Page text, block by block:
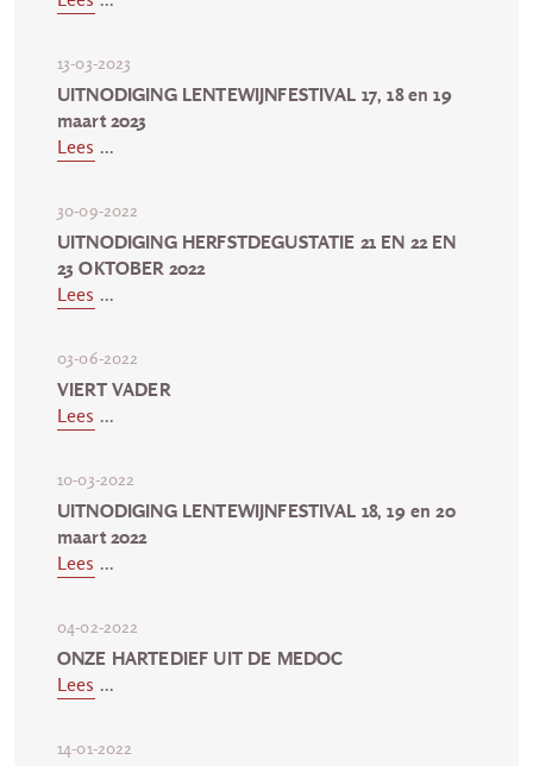
13-03-2023
UITNODIGING LENTEWIJNFESTIVAL 17, 18 en 19
maart 2023
Lees ...
30-09-2022
UITNODIGING HERFSTDEGUSTATIE 21 EN 22 EN
23 OKTOBER 2022
Lees ...
03-06-2022
VIERT VADER
Lees ...
10-03-2022
UITNODIGING LENTEWIJNFESTIVAL 18, 19 en 20
maart 2022
Lees ...
04-02-2022
ONZE HARTEDIEF UIT DE MEDOC
Lees ...
14-01-2022